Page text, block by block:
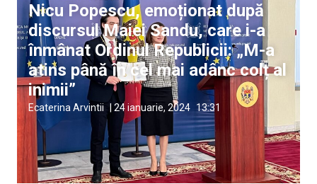
Nicu Popescu, emoționat după
discursul Maiei Sandu, care i-a
înmânat Ordinul Republicii: „M-a
atins până în cel mai adânc colț al
inimii”
Ecaterina Arvintii 24 ianuarie, 2024 13:31